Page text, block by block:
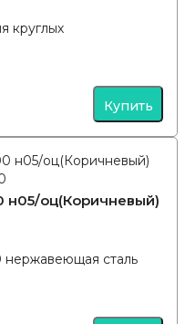
оц(Коричневый)
сталь
круглых
Купить